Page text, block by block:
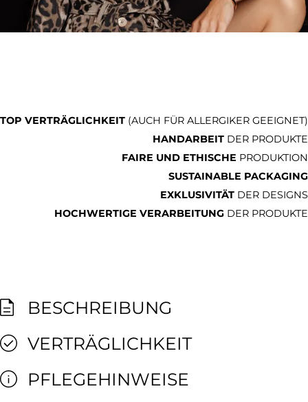
TOP VERTRÄGLICHKEIT (AUCH FÜR ALLERGIKER GEEIGNET)
HANDARBEIT DER PRODUKTE
FAIRE UND ETHISCHE PRODUKTION
SUSTAINABLE PACKAGING
EXKLUSIVITÄT DER DESIGNS
HOCHWERTIGE VERARBEITUNG DER PRODUKTE
BESCHREIBUNG
VERTRÄGLICHKEIT
PFLEGEHINWEISE